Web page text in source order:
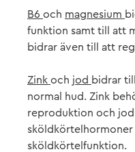
B6 och magnesium
funktion samt till att
bidrar även till att
Zink och jod bidrar
normal hud. Zink
reproduktion och
sköldkörtelhormo­ner
sköldkörtelfunktion.